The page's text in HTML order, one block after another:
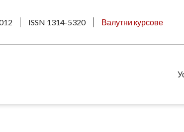
ISSN 1314-5320 Валутни курсове